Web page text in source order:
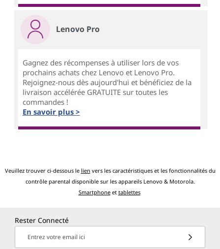
Lenovo Pro
Gagnez des récompenses à utiliser lors de vos
prochains achats chez Lenovo et Lenovo Pro.
Rejoignez-nous dès aujourd'hui et bénéficiez de la
livraison accélérée GRATUITE sur toutes les
commandes !
En savoir plus >
Veuillez trouver ci-dessous le lien vers les caractéristiques et les fonctionnalités du
contrôle parental disponible sur les appareils Lenovo & Motorola.
Smartphoneet tablettes
Rester Connecté
Entrez votre email ici